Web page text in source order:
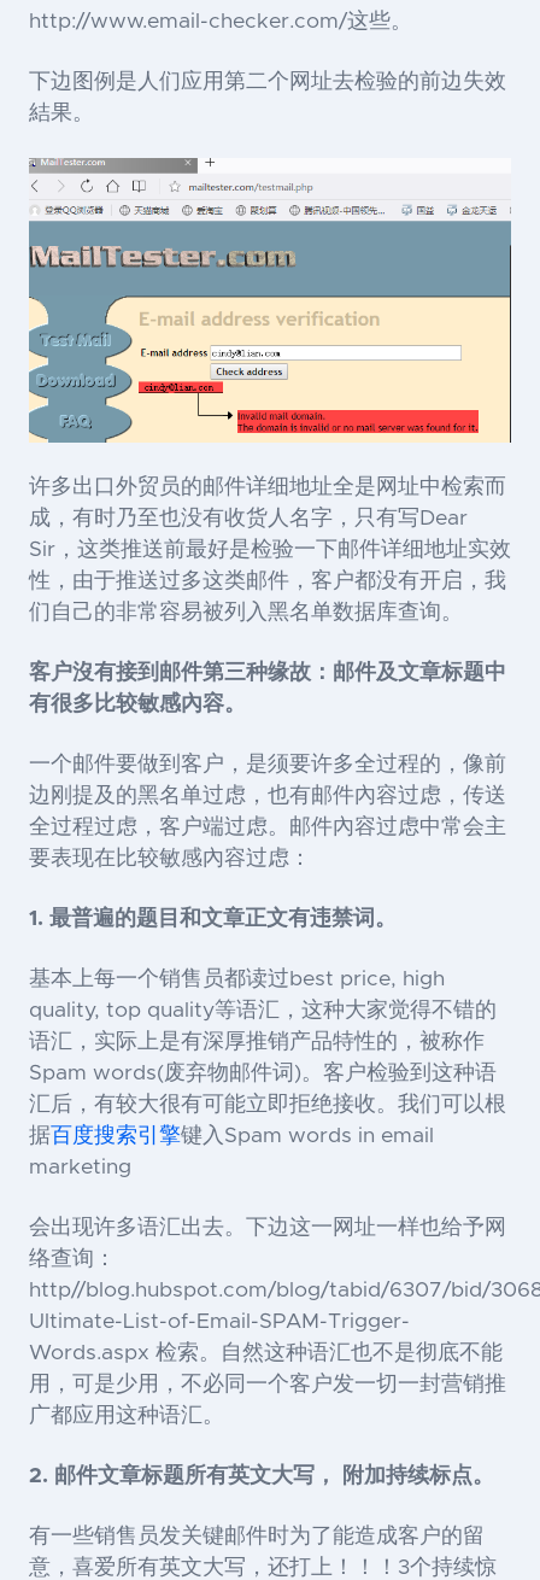
http://www.email-checker.com/这些。
下边图例是人们应用第二个网址去检验的前边失效
結果。
许多出口外贸员的邮件详细地址全是网址中检索而
成，有时乃至也没有收货人名字，只有写Dear
Sir，这类推送前最好是检验一下邮件详细地址实效
性，由于推送过多这类邮件，客户都没有开启，我
们自己的非常容易被列入黑名单数据库查询。
客户沒有接到邮件第三种缘故：邮件及文章标题中
有很多比较敏感內容。
一个邮件要做到客户，是须要许多全过程的，像前
边刚提及的黑名单过虑，也有邮件內容过虑，传送
全过程过虑，客户端过虑。邮件內容过虑中常会主
要表现在比较敏感內容过虑：
1. 最普遍的题目和文章正文有违禁词。
基本上每一个销售员都读过best price, high
quality, top quality等语汇，这种大家觉得不错的
语汇，实际上是有深厚推销产品特性的，被称作
Spam words(废弃物邮件词 )。客户检验到这种语
汇后，有较大很有可能立即拒绝接收。我们可以根
据百度搜索引擎键入 Spam words in email
marketing
会出现许多语汇出去。下边这一网址一样也给予网
络查询：
http//blog.hubspot.com/blog/tabid/6307/bid/
Ultimate-List-of-Email-SPAM-Trigger-
Words.aspx 检索。自然这种语汇也不是彻底不能
用，可是少用，不必同一个客户发一切一封营销推
广都应用这种语汇。
2. 邮件文章标题所有英文大写， 附加持续标点。
有一些销售员发关键邮件时为了能造成客户的留
意，喜爱所有英文大写，还打上！！！ 3个持续惊